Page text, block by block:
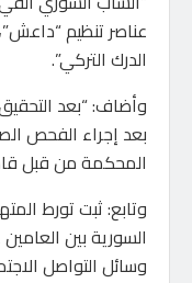
عناصر تنظيم
الدرك التركي”.
وأضاف: “بعد
بعد إجراء الفحص
المحكمة من قبل
وتابع: ثبت تورط
وسائل التواصل